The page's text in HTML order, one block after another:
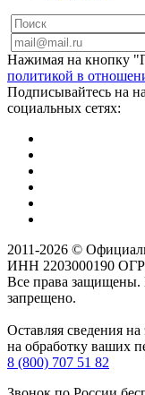
Нажимая на кнопку
политикой в
Подписывайтесь на
социальных сетях:
2011-2026 ©
ИНН 2203000190
Все права защищены.
запрещено.
Оставляя сведения
на обработку ваших
8 (800) 707 51 82